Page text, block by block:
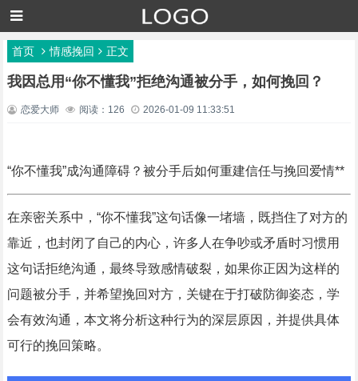
首页 情感挽回 正文
我因总用“你不懂我”拒绝沟通被分手，如何挽回？
恋爱大师 阅读：126 2026-01-09 11:33:51
“你不懂我”成沟通障碍？被分手后如何重建信任与挽回爱情**
在亲密关系中，“你不懂我”这句话像一堵墙，既挡住了对方的
靠近，也封闭了自己的内心，许多人在争吵或矛盾时习惯用
这句话拒绝沟通，最终导致感情破裂，如果你正因为这样的
问题被分手，并希望挽回对方，关键在于打破防御姿态，学
会有效沟通，本文将分析这种行为的深层原因，并提供具体
可行的挽回策略。